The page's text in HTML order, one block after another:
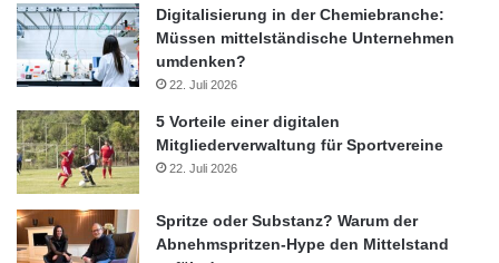
2. Internationaler CMS Kongress Keynote
Komponenten
Reinigungsindustrie Thomas Ramge
Wirtschaftsunternehmen
Digitalisierung in der Chemiebranche:
Müssen mittelständische Unternehmen
umdenken?
22. Juli 2026
5 Vorteile einer digitalen
Mitgliederverwaltung für Sportvereine
22. Juli 2026
Spritze oder Substanz? Warum der
Abnehmspritzen-Hype den Mittelstand